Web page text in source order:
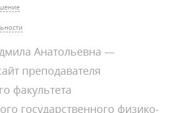
Анатольевна —
преподавателя
факультета
государственного физико-